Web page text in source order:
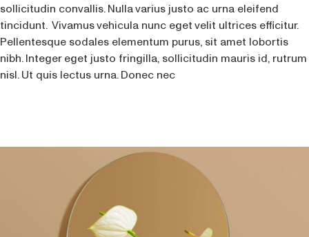
sollicitudin convallis. Nulla varius justo ac urna eleifend
tincidunt. Vivamus vehicula nunc eget velit ultrices efficitur.
Pellentesque sodales elementum purus, sit amet lobortis
nibh. Integer eget justo fringilla, sollicitudin mauris id, rutrum
nisl. Ut quis lectus urna. Donec nec